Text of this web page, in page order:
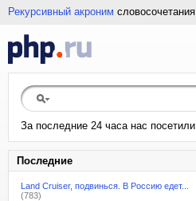
Рекурсивный акроним словосочетания
За последние 24 часа нас посетили
Последние
Land Cruiser, подвинься. В Россию едет...
(783)